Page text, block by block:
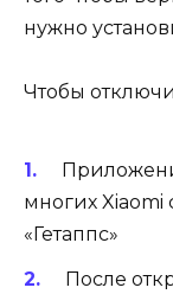
нужно
Чтобы
многих Xiaomi
«Гетаппс»
После